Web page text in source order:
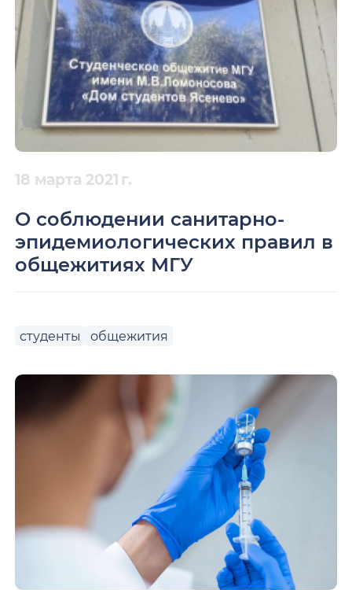
18 марта 2021 г.
О соблюдении санитарно-
эпидемиологических правил в
общежитиях МГУ
студенты общежития